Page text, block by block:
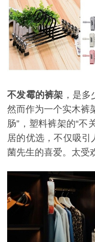
不发霉的裤架 ，是
然而作为一个实木裤
肠”，塑料裤架的“不
居的优选，不仅吸
菌先生的喜爱。太受